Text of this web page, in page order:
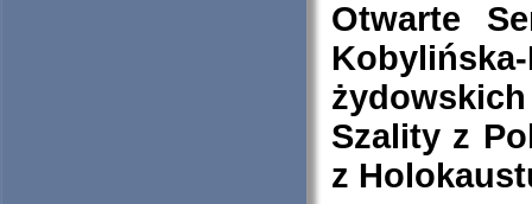
Otwarte
Szality z
z